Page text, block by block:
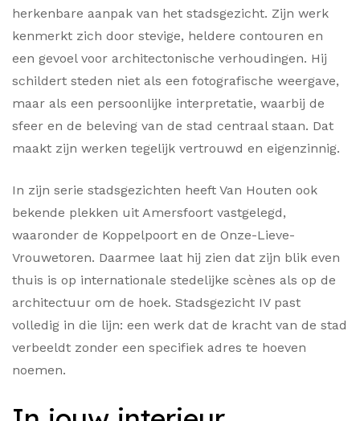
herkenbare aanpak van het stadsgezicht. Zijn werk
kenmerkt zich door stevige, heldere contouren en
een gevoel voor architectonische verhoudingen. Hij
schildert steden niet als een fotografische weergave,
maar als een persoonlijke interpretatie, waarbij de
sfeer en de beleving van de stad centraal staan. Dat
maakt zijn werken tegelijk vertrouwd en eigenzinnig.
In zijn serie stadsgezichten heeft Van Houten ook
bekende plekken uit Amersfoort vastgelegd,
waaronder de Koppelpoort en de Onze-Lieve-
Vrouwetoren. Daarmee laat hij zien dat zijn blik even
thuis is op internationale stedelijke scènes als op de
architectuur om de hoek. Stadsgezicht IV past
volledig in die lijn: een werk dat de kracht van de stad
verbeeldt zonder een specifiek adres te hoeven
noemen.